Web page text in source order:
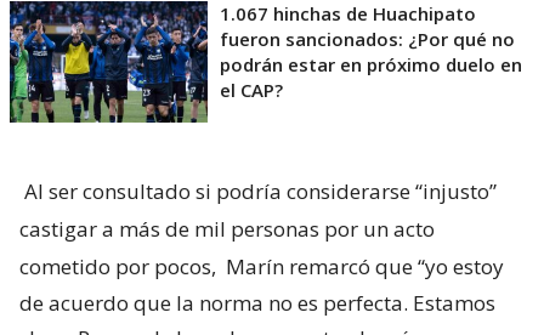
1.067 hinchas de Huachipato
fueron sancionados: ¿Por qué no
podrán estar en próximo duelo en
el CAP?
Al ser consultado si podría considerarse “injusto”
castigar a más de mil personas por un acto
cometido por pocos, Marín remarcó que “yo estoy
de acuerdo que la norma no es perfecta. Estamos